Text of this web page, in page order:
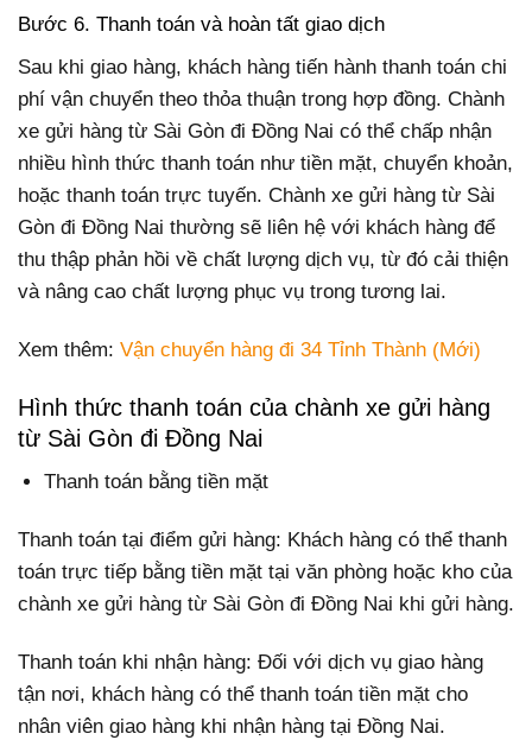
Bước 6. Thanh toán và hoàn tất giao dịch
Sau khi giao hàng, khách hàng tiến hành thanh toán chi
phí vận chuyển theo thỏa thuận trong hợp đồng. Chành
xe gửi hàng từ Sài Gòn đi Đồng Nai có thể chấp nhận
nhiều hình thức thanh toán như tiền mặt, chuyển khoản,
hoặc thanh toán trực tuyến. Chành xe gửi hàng từ Sài
Gòn đi Đồng Nai thường sẽ liên hệ với khách hàng để
thu thập phản hồi về chất lượng dịch vụ, từ đó cải thiện
và nâng cao chất lượng phục vụ trong tương lai.
Xem thêm: Vận chuyển hàng đi 34 Tỉnh Thành (Mới)
Hình thức thanh toán của chành xe gửi hàng
từ Sài Gòn đi Đồng Nai
Thanh toán bằng tiền mặt
Thanh toán tại điểm gửi hàng: Khách hàng có thể thanh
toán trực tiếp bằng tiền mặt tại văn phòng hoặc kho của
chành xe gửi hàng từ Sài Gòn đi Đồng Nai khi gửi hàng.
Thanh toán khi nhận hàng: Đối với dịch vụ giao hàng
tận nơi, khách hàng có thể thanh toán tiền mặt cho
nhân viên giao hàng khi nhận hàng tại Đồng Nai.